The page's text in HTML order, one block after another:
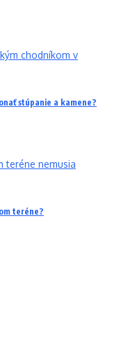
stúpanie a kamene?
teréne?